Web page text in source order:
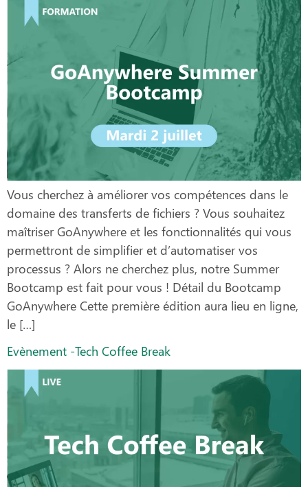
Vous cherchez à améliorer vos compétences dans le
domaine des transferts de fichiers ? Vous souhaitez
maîtriser GoAnywhere et les fonctionnalités qui vous
permettront de simplifier et d’automatiser vos
processus ? Alors ne cherchez plus, notre Summer
Bootcamp est fait pour vous ! Détail du Bootcamp
GoAnywhere Cette première édition aura lieu en ligne,
le […]
Evènement -Tech Coffee Break